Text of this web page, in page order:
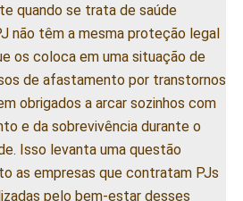
quando se trata de saúde
não têm a mesma proteção legal
os coloca em uma situação de
de afastamento por transtornos
obrigados a arcar sozinhos com
e da sobrevivência durante o
Isso levanta uma questão
as empresas que contratam PJs
pelo bem-estar desses